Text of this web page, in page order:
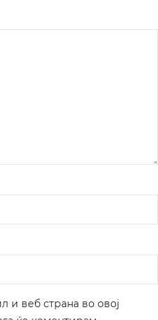
и веб страна во овој